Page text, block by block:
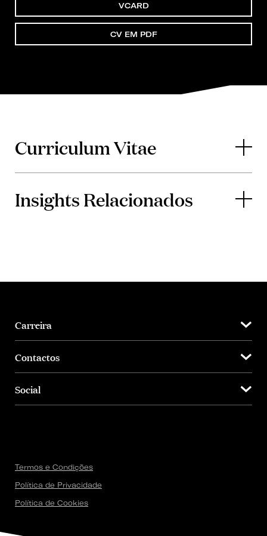
VCARD
CV EM PDF
Curriculum Vitae
Insights Relacionados
Carreira
Contactos
Social
Termos e Condições
Política de Privacidade
Política de Cookies